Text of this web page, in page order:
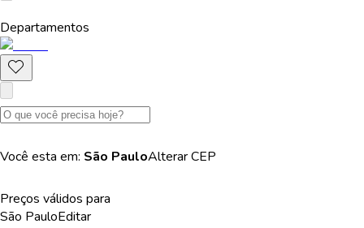
Departamentos
Você esta em: São PauloAlterarCEP
Preços válidos para
São PauloEditar